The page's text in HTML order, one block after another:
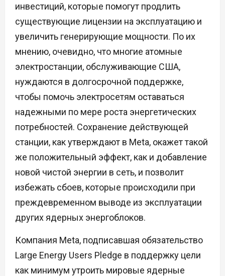
инвестиций, которые помогут продлить
существующие лицензии на эксплуатацию и
увеличить генерирующие мощности. По их
мнению, очевидно, что многие атомные
электростанции, обслуживающие США,
нуждаются в долгосрочной поддержке,
чтобы помочь электросетям оставаться
надежными по мере роста энергетических
потребностей. Сохранение действующей
станции, как утверждают в Meta, окажет такой
же положительный эффект, как и добавление
новой чистой энергии в сеть, и позволит
избежать сбоев, которые происходили при
преждевременном выводе из эксплуатации
других ядерных энергоблоков.
Компания Meta, подписавшая обязательство
Large Energy Users Pledge в поддержку цели
как минимум утроить мировые ядерные